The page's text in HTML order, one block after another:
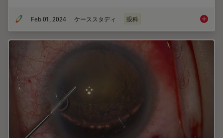
Feb 01, 2024 ケーススタディ 眼科 RPE65